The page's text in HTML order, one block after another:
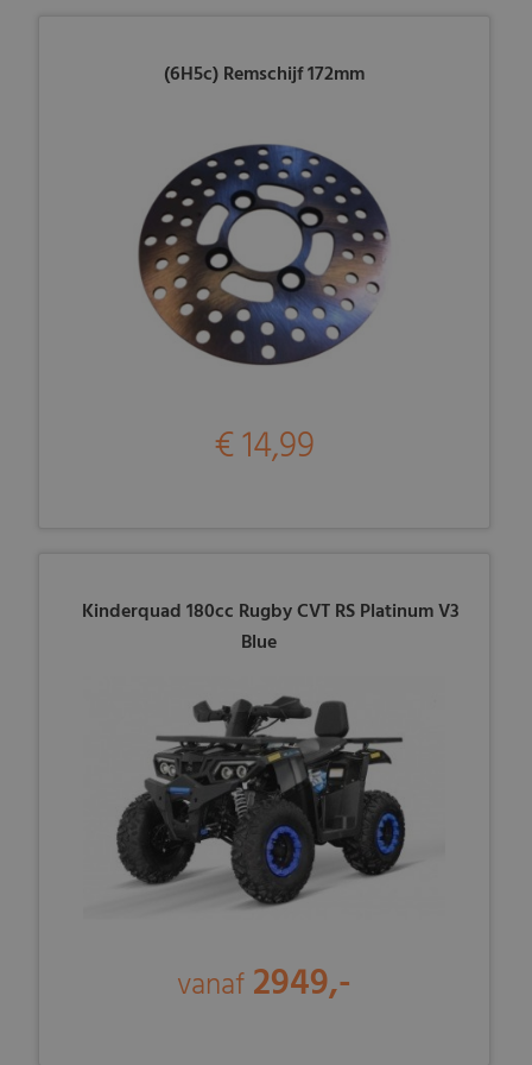
(6H5c) Remschijf 172mm
€ 14,99
Kinderquad 180cc Rugby CVT RS Platinum V3
Blue
vanaf 2949,-